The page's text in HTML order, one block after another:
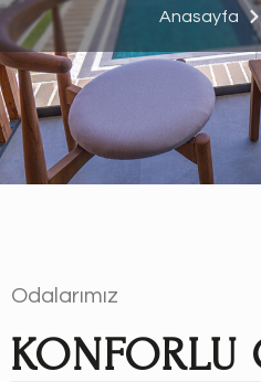
Anasayfa
Odalarımız
KONFORLU